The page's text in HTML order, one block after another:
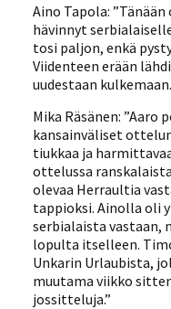
Aino Tapola:
hävinnyt
tosi paljon, enkä
Viidenteen erään
uudestaan
Mika Räsänen: ”Aaro
kansainväliset
tiukkaa ja
ottelussa
olevaa Herraultia
tappioksi. Ainolla oli
serbialaista vastaan,
lopulta itselleen.
Unkarin Urlaubista,
muutama viikko
jossitteluja.”